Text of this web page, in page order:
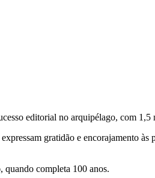
editorial no arquipélago, com 1,5
gratidão e encorajamento
completa 100 anos.